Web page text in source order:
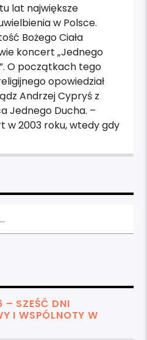
lat największe
w Polsce.
Bożego Ciała
koncert „Jednego
O początkach tego
opowiedział
Andrzej Cypryś z
Jednego Ducha. –
w 2003 roku, wtedy gdy
– SZEŚĆ DNI
I WSPÓLNOTY W